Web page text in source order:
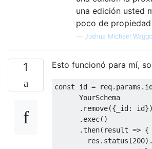
una edición usted
poco de
— Joshua Michael
1 Esto funcionó para mí,
const id = req. params .
YourSchema
. remove({ _id: id})
. exec()
.then( result => {
        res
. status (200).